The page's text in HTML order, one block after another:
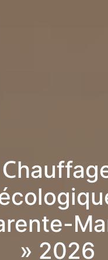
» 2026